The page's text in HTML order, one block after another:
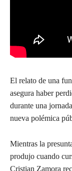
El relato de una
asegura haber
durante una
nueva polémica
Mientras la
produjo cuando
Cristian Zamora